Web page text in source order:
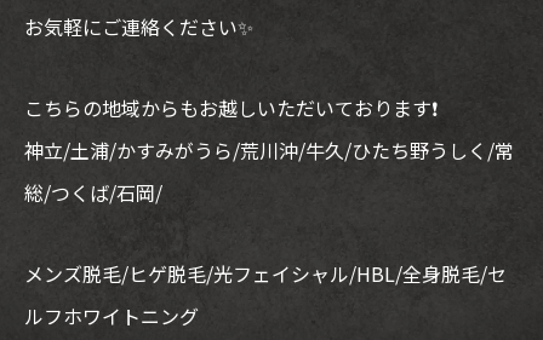
お気軽にご連絡ください✨
こちらの地域からもお越しいただいております❗
神立/土浦/かすみがうら/荒川沖/牛久/ひたち野うしく/常
総/つくば/石岡/
メンズ脱毛/ヒゲ脱毛/光フェイシャル/HBL/全身脱毛/セ
ルフホワイトニング